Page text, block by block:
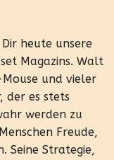
heute unsere
Magazins. Walt
und vieler
der es stets
werden zu
Freude,
Seine Strategie,